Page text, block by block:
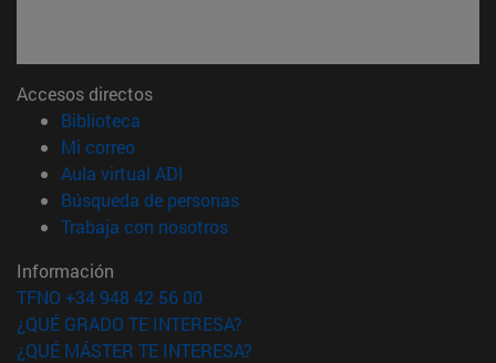
Accesos directos
Biblioteca
Mi correo(abre en nueva ventana)
Aula virtual ADI
Búsqueda de personas(abre en nueva ventana)
Trabaja con nosotros(abre en nueva ventana)
Información
TFNO +34 948 42 56 00
¿QUÉ GRADO TE INTERESA?
¿QUÉ MÁSTER TE INTERESA?